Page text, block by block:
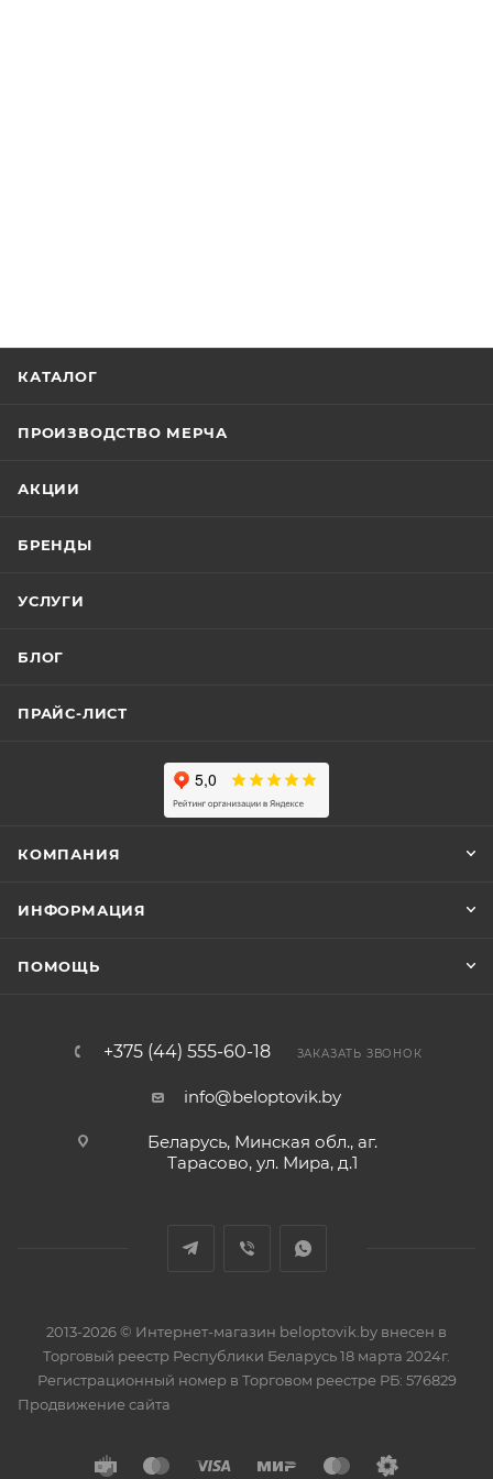
КАТАЛОГ
ПРОИЗВОДСТВО МЕРЧА
АКЦИИ
БРЕНДЫ
УСЛУГИ
БЛОГ
ПРАЙС-ЛИСТ
КОМПАНИЯ
ИНФОРМАЦИЯ
ПОМОЩЬ
+375 (44) 555-60-18 ЗАКАЗАТЬ ЗВОНОК
info@beloptovik.by
Беларусь, Минская обл., аг.
Тарасово, ул. Мира, д.1
2013-2026 © Интернет-магазин beloptovik.by внесен в
Торговый реестр Республики Беларусь 18 марта 2024г.
Регистрационный номер в Торговом реестре РБ: 576829
Продвижение сайта